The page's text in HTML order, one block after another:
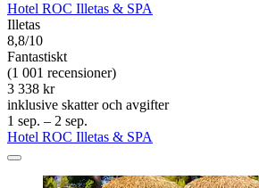
Hotel ROC Illetas & SPA
Illetas
8,8/10
Fantastiskt
(1 001 recensioner)
3 338 kr
inklusive skatter och avgifter
1 sep. – 2 sep.
Hotel ROC Illetas & SPA